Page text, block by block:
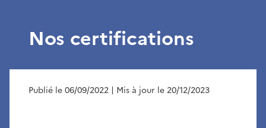
Nos certifications
Publié le 06/09/2022 | Mis à jour le 20/12/2023